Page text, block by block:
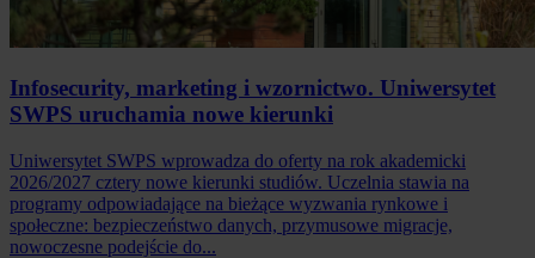
Infosecurity, marketing i wzornictwo. Uniwersytet
SWPS uruchamia nowe kierunki
Uniwersytet SWPS wprowadza do oferty na rok akademicki
2026/2027 cztery nowe kierunki studiów. Uczelnia stawia na
programy odpowiadające na bieżące wyzwania rynkowe i
społeczne: bezpieczeństwo danych, przymusowe migracje,
nowoczesne podejście do...